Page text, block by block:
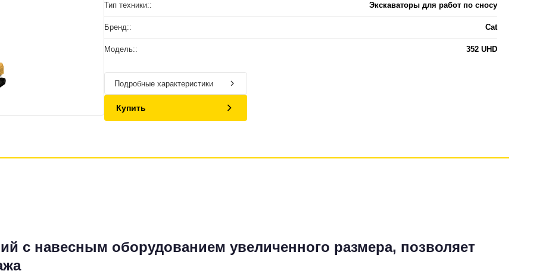
Тип техники:: Экскаваторы для работ по сносу
Бренд:: Cat
Модель:: 352 UHD
Подробные характеристики
Купить
с навесным оборудованием увеличенного размера, позволяет